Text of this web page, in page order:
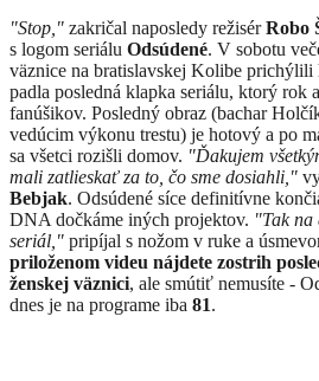
"Stop," zakričal naposledy režisérRobo
s logom seriálu Odsúdené. V sobotu
väznice na bratislavskej Kolibe prichýlili
padla posledná klapka seriálu, ktorý rok
fanúšikov. Posledný obraz (bachar
vedúcim výkonu trestu) je hotový a po
sa všetci rozišli domov. "Ďakujem
mali zatlieskať za to, čo sme dosiahli,"
Bebjak. Odsúdené síce definitívne
DNA dočkáme iných projektov. "Tak
seriál," pripíjal s nožom v ruke a
priloženom videu nájdete zostrih
ženskej väznici, ale smútiť nemusíte -
dnes je na programe iba 81.